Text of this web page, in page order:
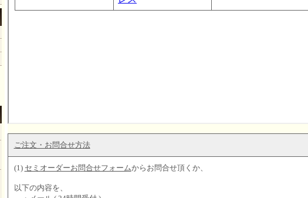
ご注文・お問合せ方法
(1) セミオーダーお問合せフォームからお問合せ頂くか、
以下の内容を、